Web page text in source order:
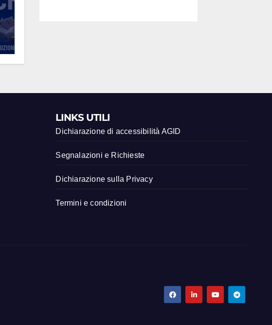
LINKS UTILI
Dichiarazione di accessibilità AGID
Segnalazioni e Richieste
Dichiarazione sulla Privacy
Termini e condizioni